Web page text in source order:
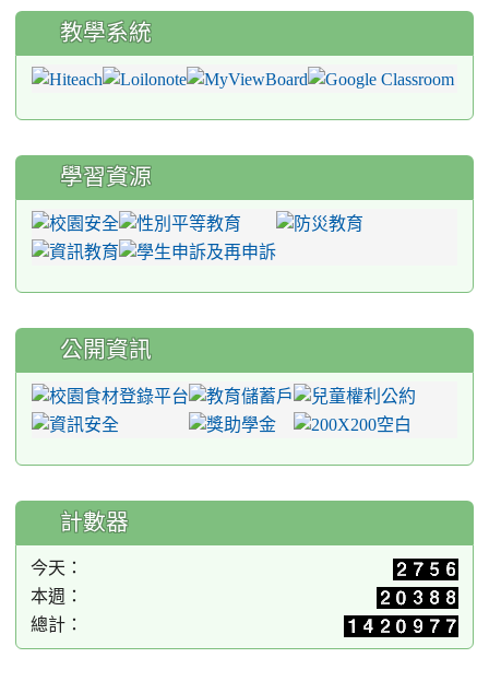
教學系統
學習資源
公開資訊
計數器
今天：
本週：
總計：